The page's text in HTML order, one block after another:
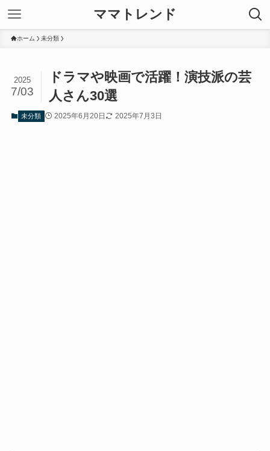
ママトレンド
ホーム 未分類
ドラマや映画で活躍！演技派の芸
人さん30選
2025
7/03
未分類 2025年6月20日 2025年7月3日